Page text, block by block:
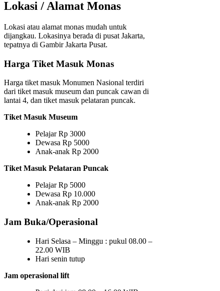
Lokasi / Alamat Monas
Lokasi atau alamat monas mudah untuk
dijangkau. Lokasinya berada di pusat Jakarta,
tepatnya di Gambir Jakarta Pusat.
Harga Tiket Masuk Monas
Harga tiket masuk Monumen Nasional terdiri
dari tiket masuk museum dan puncak cawan di
lantai 4, dan tiket masuk pelataran puncak.
Tiket Masuk Museum
Pelajar Rp 3000
Dewasa Rp 5000
Anak-anak Rp 2000
Tiket Masuk Pelataran Puncak
Pelajar Rp 5000
Dewasa Rp 10.000
Anak-anak Rp 2000
Jam Buka/Operasional
Hari Selasa – Minggu : pukul 08.00 –
22.00 WIB
Hari senin tutup
Jam operasional lift